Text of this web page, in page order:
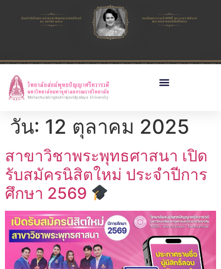
วัน: 12 ตุลาคม 2025
สาขาวิชาพระพุทธศาสนา เปิด
รับสมัครนิสิตใหม่ ประจำปีการ
ศึกษา 2569